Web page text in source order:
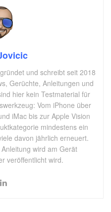
und schreibt seit 2018
Gerüchte, Anleitungen und
hier kein Testmaterial für
Vom iPhone über
iMac bis zur Apple Vision
mindestens ein
davon jährlich erneuert.
wird am Gerät
veröffentlicht wird.